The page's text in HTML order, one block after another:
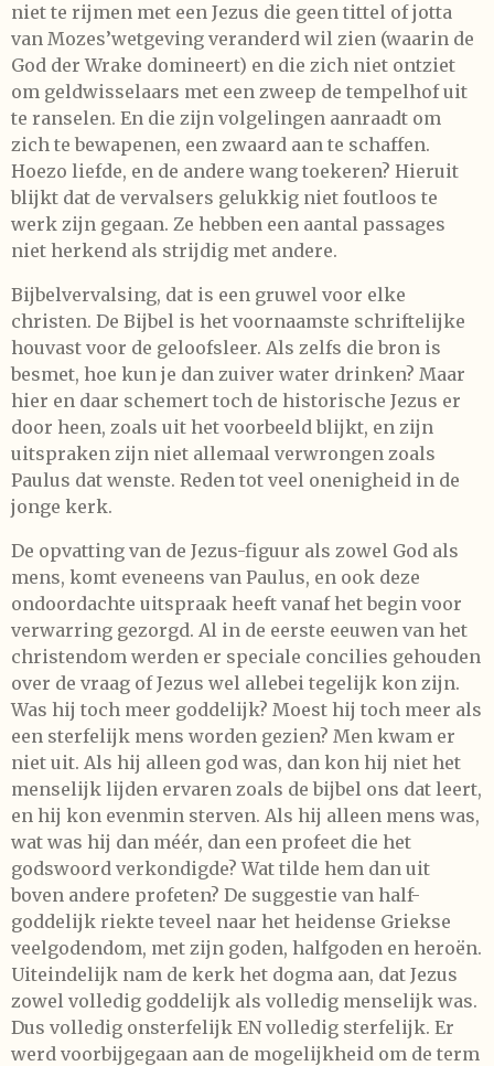
niet te rijmen met een Jezus die geen tittel of jotta
van Mozes’wetgeving veranderd wil zien (waarin de
God der Wrake domineert) en die zich niet ontziet
om geldwisselaars met een zweep de tempelhof uit
te ranselen. En die zijn volgelingen aanraadt om
zich te bewapenen, een zwaard aan te schaffen.
Hoezo liefde, en de andere wang toekeren? Hieruit
blijkt dat de vervalsers gelukkig niet foutloos te
werk zijn gegaan. Ze hebben een aantal passages
niet herkend als strijdig met andere.
Bijbelvervalsing, dat is een gruwel voor elke
christen. De Bijbel is het voornaamste schriftelijke
houvast voor de geloofsleer. Als zelfs die bron is
besmet, hoe kun je dan zuiver water drinken? Maar
hier en daar schemert toch de historische Jezus er
door heen, zoals uit het voorbeeld blijkt, en zijn
uitspraken zijn niet allemaal verwrongen zoals
Paulus dat wenste. Reden tot veel onenigheid in de
jonge kerk.
De opvatting van de Jezus-figuur als zowel God als
mens, komt eveneens van Paulus, en ook deze
ondoordachte uitspraak heeft vanaf het begin voor
verwarring gezorgd. Al in de eerste eeuwen van het
christendom werden er speciale concilies gehouden
over de vraag of Jezus wel allebei tegelijk kon zijn.
Was hij toch meer goddelijk? Moest hij toch meer als
een sterfelijk mens worden gezien? Men kwam er
niet uit. Als hij alleen god was, dan kon hij niet het
menselijk lijden ervaren zoals de bijbel ons dat leert,
en hij kon evenmin sterven. Als hij alleen mens was,
wat was hij dan méér, dan een profeet die het
godswoord verkondigde? Wat tilde hem dan uit
boven andere profeten? De suggestie van half-
goddelijk riekte teveel naar het heidense Griekse
veelgodendom, met zijn goden, halfgoden en heroën.
Uiteindelijk nam de kerk het dogma aan, dat Jezus
zowel volledig goddelijk als volledig menselijk was.
Dus volledig onsterfelijk EN volledig sterfelijk. Er
werd voorbijgegaan aan de mogelijkheid om de term